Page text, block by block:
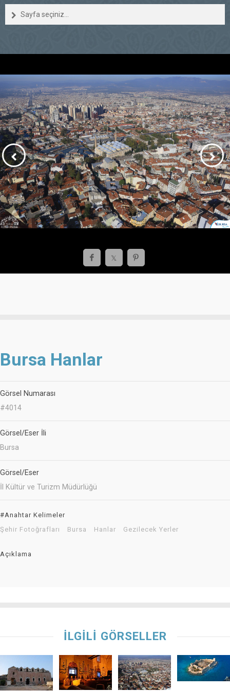
Sayfa seçiniz...
Bursa Hanlar
Görsel Numarası
#4014
Görsel/Eser İli
Bursa
Görsel/Eser
İl Kültür ve Turizm Müdürlüğü
#Anahtar Kelimeler
Şehir Fotoğrafları
Bursa Hanlar Gezilecek Yerler
Açıklama
İLGİLİ GÖRSELLER